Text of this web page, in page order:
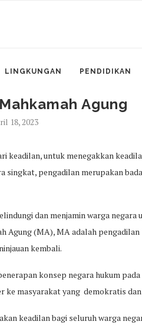
LINGKUNGAN PENDIDIKAN
Agung
18, 2023
keadilan, untuk menegakkan
singkat, pengadilan merupakan
dan menjamin warga negara
Agung (MA), MA adalah
kembali.
konsep negara hukum
masyarakat yang demokratis
keadilan bagi seluruh warga